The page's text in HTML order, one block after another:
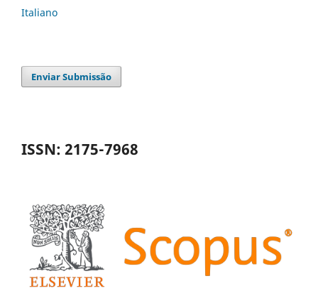
Italiano
Enviar Submissão
ISSN: 2175-7968